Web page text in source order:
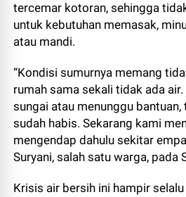
tercemar kotoran, sehingga
untuk kebutuhan memasak,
atau mandi.
“Kondisi sumurnya memang
rumah sama sekali tidak ada
sungai atau menunggu
sudah habis. Sekarang kami
mengendap dahulu sekitar
Suryani, salah satu warga,
Krisis air bersih ini hampir